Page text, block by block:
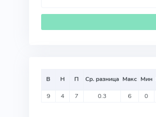
В Н П Ср. разница Макс Мин
9 4 7 0.3 6 0